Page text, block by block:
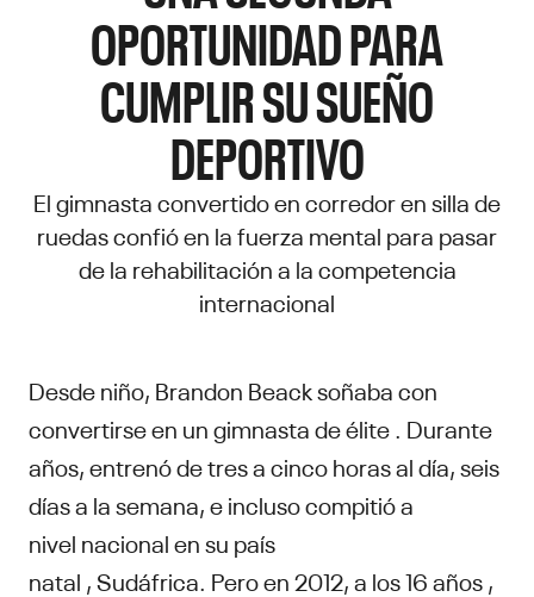
OPORTUNIDAD PARA
CUMPLIR SU SUEÑO
DEPORTIVO
El gimnasta convertido en corredor en silla de
ruedas confió en la fuerza mental para pasar
de la rehabilitación a la competencia
internacional
Desde niño, Brandon Beack soñaba con
convertirse en un gimnasta de élite . Durante
años, entrenó de tres a cinco horas al día, seis
días a la semana, e incluso compitió a
nivel nacional en su país
natal , Sudáfrica. Pero en 2012, a los 16 años ,